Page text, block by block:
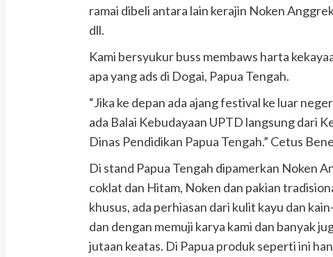
ramai dibeli antara lain kerajin Noken
dll.
Kami bersyukur buss membaws harta
apa yang ads di Dogai, Papua Tengah.
“Jika ke depan ada ajang festival ke luar
ada Balai Kebudayaan UPTD langsung dari
Dinas Pendidikan Papua Tengah.” Cetus
Di stand Papua Tengah dipamerkan Noken
coklat dan Hitam, Noken dan pakian
khusus, ada perhiasan dari kulit kayu dan
dan dengan memuji karya kami dan banyak
jutaan keatas. Di Papua produk seperti ini